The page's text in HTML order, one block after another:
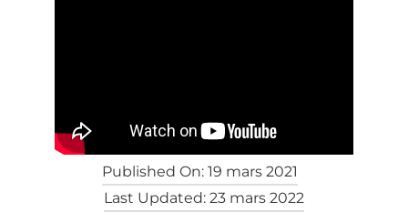
Published On: 19 mars 2021
Last Updated: 23 mars 2022